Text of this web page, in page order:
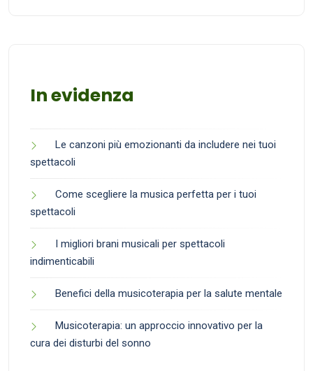
In evidenza
Le canzoni più emozionanti da includere nei tuoi
spettacoli
Come scegliere la musica perfetta per i tuoi
spettacoli
I migliori brani musicali per spettacoli
indimenticabili
Benefici della musicoterapia per la salute mentale
Musicoterapia: un approccio innovativo per la
cura dei disturbi del sonno